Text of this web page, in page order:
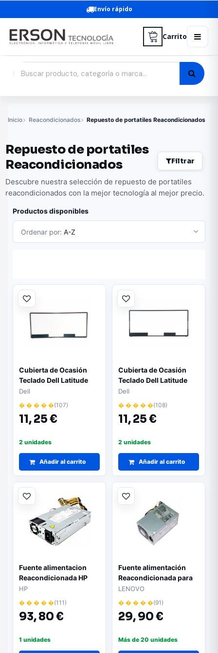
Envío rápido
Carrito
Inicio Reacondicionados Repuesto de portatiles Reacondicionados
Repuesto de portatiles
Reacondicionados
Filtrar
Descubre nuestra selección de repuesto de portatiles
reacondicionados con la mejor tecnología al mejor precio.
Productos disponibles
Ordenar por: A-Z
Cubierta de Ocasión
Teclado Dell Latitude
E6420 Keyboard Cover
FA0FD000C00-2
Dell
� � � � �(107)
11,25 €
2 unidades
Añadir al carrito
Cubierta de Ocasión
Teclado Dell Latitude
E6430/6430S
FA0ld000900
Dell
� � � � �(108)
11,25 €
2 unidades
Añadir al carrito
Fuente alimentacion
Reacondicionada HP
Enterprise 550W /
766879-001-RFB
HP
� � � � �(111)
93,80 €
1 unidades
Fuente alimentación
Reacondicionada para
ordenador SFF HP
600G1 / 800G1 240W
LENOVO
� � � � �(91)
29,90 €
Más de 20 unidades